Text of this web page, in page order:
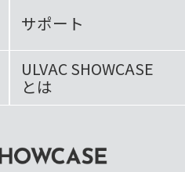
サポート
ULVAC SHOWCASE
とは